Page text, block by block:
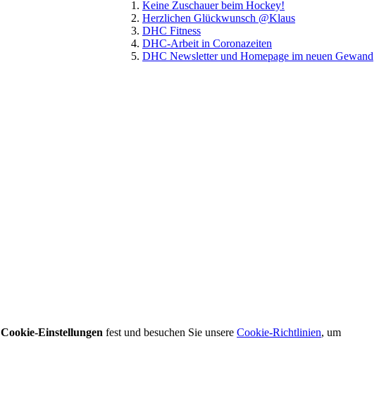
Keine Zuschauer beim Hockey!
Herzlichen Glückwunsch @Klaus
DHC Fitness
DHC-Arbeit in Coronazeiten
DHC Newsletter und Homepage im neuen Gewand
Cookie-Einstellungen fest und besuchen Sie unsere Cookie-Richtlinien, um